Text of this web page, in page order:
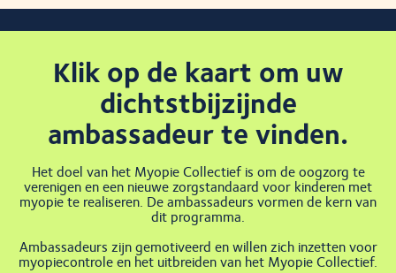
Klik op de kaart om uw
dichtstbijzijnde
ambassadeur te vinden.
Het doel van het Myopie Collectief is om de oogzorg te
verenigen en een nieuwe zorgstandaard voor kinderen met
myopie te realiseren. De ambassadeurs vormen de kern van
dit programma.
Ambassadeurs zijn gemotiveerd en willen zich inzetten voor
myopiecontrole en het uitbreiden van het Myopie Collectief.